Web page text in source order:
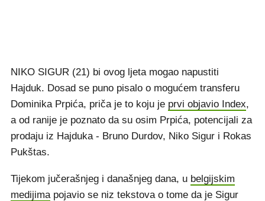
NIKO SIGUR (21) bi ovog ljeta mogao napustiti
Hajduk. Dosad se puno pisalo o mogućem transferu
Dominika Prpića, priča je to koju je prvi objavio Index,
a od ranije je poznato da su osim Prpića, potencijali za
prodaju iz Hajduka - Bruno Durdov, Niko Sigur i Rokas
Pukštas.
Tijekom jučerašnjeg i današnjeg dana, u belgijskim
medijimapojavio se niz tekstova o tome da je Sigur